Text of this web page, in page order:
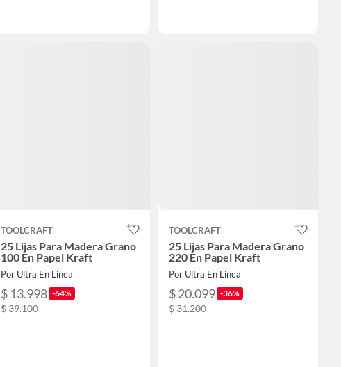
TOOLCRAFT
25 Lijas Para Madera Grano
100 En Papel Kraft
Por Ultra En Linea
$ 13.998 -64%
$ 39.100
TOOLCRAFT
25 Lijas Para Madera Grano
220 En Papel Kraft
Por Ultra En Linea
$ 20.099 -36%
$ 31.200